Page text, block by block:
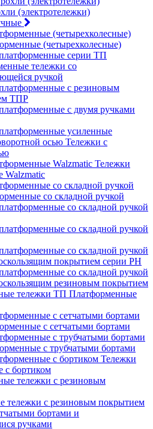
(электротележки)
(четырехколесные)
серии ТП
тележки со
ручкой
с резиновым
ТПР
с двумя ручками
усиленные
Тележки с
Тележки
Walzmatic
со складной ручкой
со складной ручкой
со складной ручкой
со складной ручкой
покрытием серии PH
со складной ручкой
резиновым покрытием
Платформенные
с сетчатыми бортами
с трубчатыми бортами
Тележки
с бортиком
тележки с резиновым покрытием